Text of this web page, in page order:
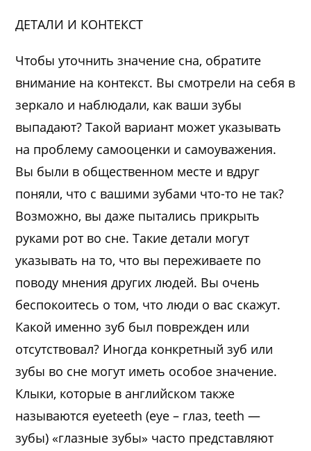
ДЕТАЛИ И КОНТЕКСТ
Чтобы уточнить значение сна, обратите
внимание на контекст. Вы смотрели на себя в
зеркало и наблюдали, как ваши зубы
выпадают? Такой вариант может указывать
на проблему самооценки и самоуважения.
Вы были в общественном месте и вдруг
поняли, что с вашими зубами что-то не так?
Возможно, вы даже пытались прикрыть
руками рот во сне. Такие детали могут
указывать на то, что вы переживаете по
поводу мнения других людей. Вы очень
беспокоитесь о том, что люди о вас скажут.
Какой именно зуб был поврежден или
отсутствовал? Иногда конкретный зуб или
зубы во сне могут иметь особое значение.
Клыки, которые в английском также
называются eyeteeth (eye – глаз, teeth —
зубы) «глазные зубы» часто представляют